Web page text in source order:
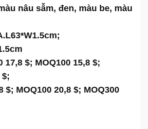
nâu sẫm, đen, màu be, màu
17,8 $; MOQ100 15,8 $;
$;
$; MOQ100 20,8 $; MOQ300